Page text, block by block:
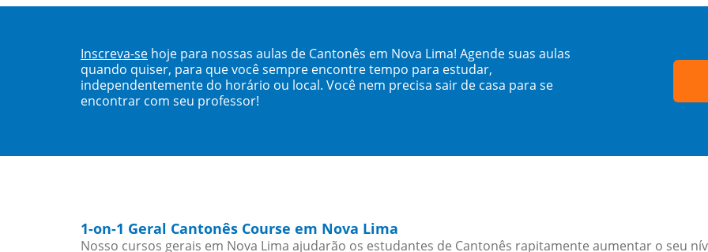
Inscreva-se hoje para nossas aulas de Cantonês em Nova Lima! Agende suas aulas
quando quiser, para que você sempre encontre tempo para estudar,
independentemente do horário ou local. Você nem precisa sair de casa para se
encontrar com seu professor!
1-on-1 Geral Cantonês Course em Nova Lima
Nosso cursos gerais em Nova Lima ajudarão os estudantes de Cantonês rapitamente aumentar o seu